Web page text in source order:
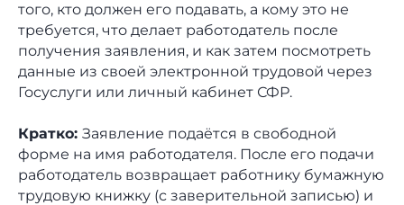
того, кто должен его подавать, а кому это не
требуется, что делает работодатель после
получения заявления, и как затем посмотреть
данные из своей электронной трудовой через
Госуслуги или личный кабинет СФР.
Кратко: Заявление подаётся в свободной
форме на имя работодателя. После его подачи
работодатель возвращает работнику бумажную
трудовую книжку (с заверительной записью) и